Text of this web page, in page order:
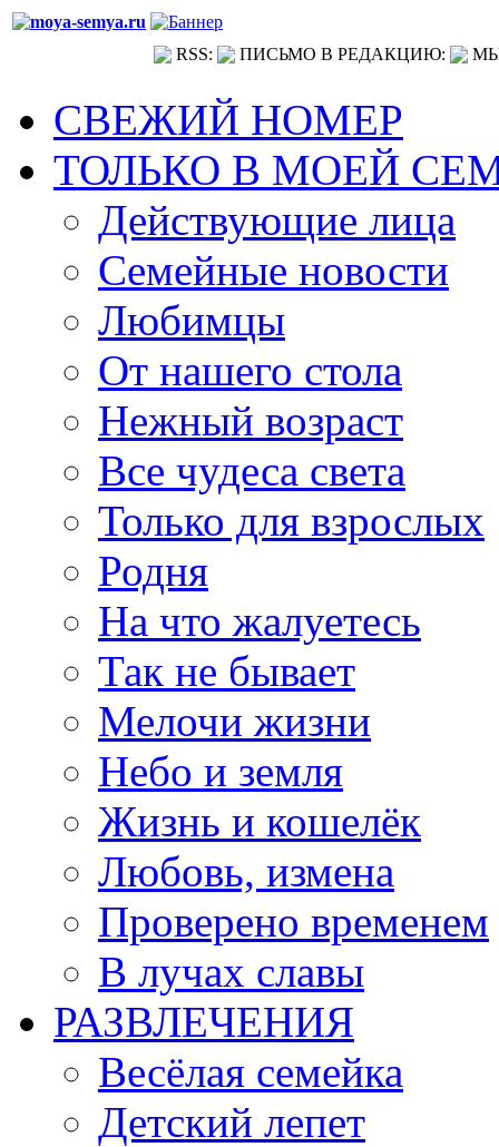
RSS: ПИСЬМО В РЕДАКЦИЮ:
СВЕЖИЙ НОМЕР
ТОЛЬКО В МОЕЙ
Действующие лица
Семейные новости
Любимцы
От нашего стола
Нежный возраст
Все чудеса света
Только для взрослых
Родня
На что жалуетесь
Так не бывает
Мелочи жизни
Небо и земля
Жизнь и кошелёк
Любовь, измена
Проверено временем
В лучах славы
РАЗВЛЕЧЕНИЯ
Весёлая семейка
Детский лепет